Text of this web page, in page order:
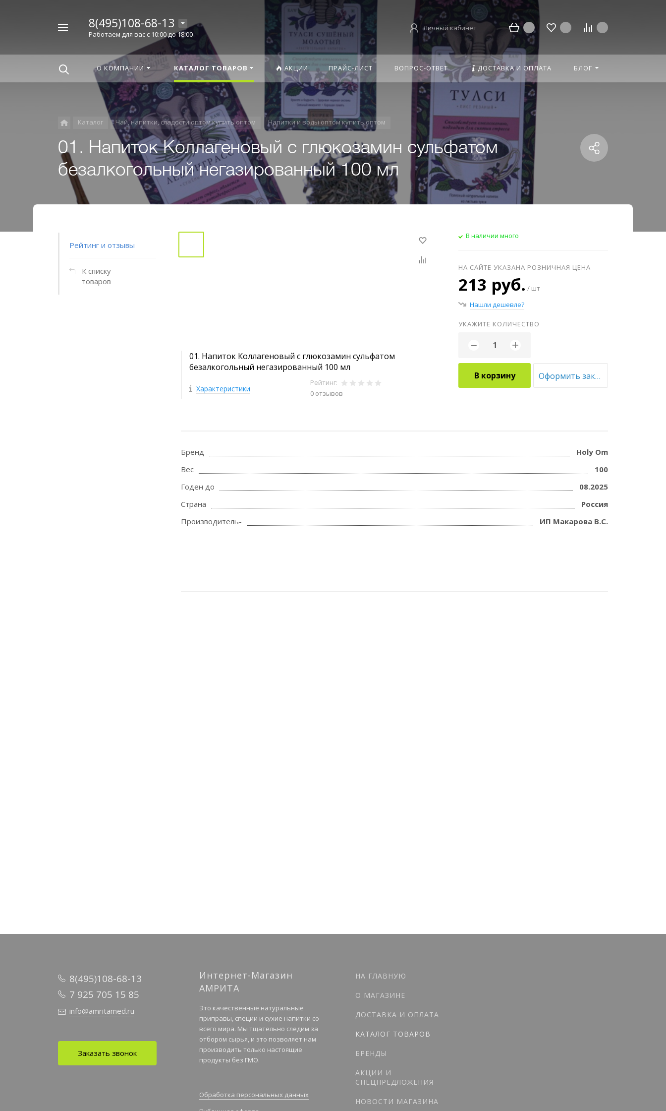
8(495)108-68-13
Работаем для вас с 10:00 до 18:00
Личный кабинет
О КОМПАНИИ КАТАЛОГ ТОВАРОВ АКЦИИ ПРАЙС-ЛИСТ ВОПРОС-ОТВЕТ ДОСТАВКА И ОПЛАТА БЛОГ
Каталог Чай, напитки, сладости оптом купить оптом Напитки и воды оптом купить оптом
01. Напиток Коллагеновый с глюкозамин сульфатом
безалкогольный негазированный 100 мл
Рейтинг и отзывы
К списку
товаров
01. Напиток Коллагеновый с глюкозамин сульфатом
безалкогольный негазированный 100 мл
Характеристики
Рейтинг:
0 отзывов
В наличии много
НА САЙТЕ УКАЗАНА РОЗНИЧНАЯ ЦЕНА
213 руб. / шт
Нашли дешевле?
УКАЖИТЕ КОЛИЧЕСТВО
− +
В корзину Оформить заказ оптом
Бренд
Holy Om
Вес
100
Годен до
08.2025
Страна
Россия
Производитель-
ИП Макарова В.С.
8(495)108-68-13
7 925 705 15 85
info@amritamed.ru
Заказать звонок
Интернет-Магазин
АМРИТА
Это качественные натуральные
приправы, специи и сухие напитки со
всего мира. Мы тщательно следим за
отбором сырья, и это позволяет нам
производить только настоящие
продукты без ГМО.
Обработка персональных данных
НА ГЛАВНУЮ
О МАГАЗИНЕ
ДОСТАВКА И ОПЛАТА
КАТАЛОГ ТОВАРОВ
БРЕНДЫ
АКЦИИ И
СПЕЦПРЕДЛОЖЕНИЯ
НОВОСТИ МАГАЗИНА